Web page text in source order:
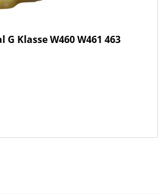
G Klasse W460 W461 463